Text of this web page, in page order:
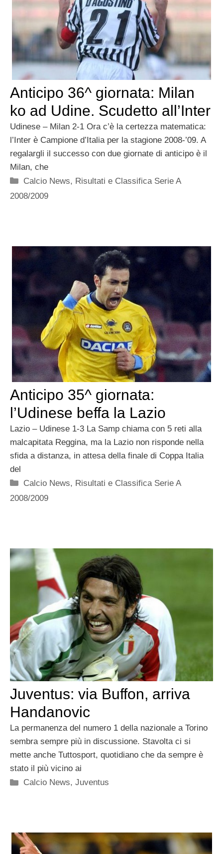
Anticipo 36^ giornata: Milan
ko ad Udine. Scudetto all’Inter
Udinese – Milan 2-1 Ora c’è la certezza matematica:
l’Inter è Campione d’Italia per la stagione 2008-’09. A
regalargli il successo con due giornate di anticipo è il
Milan, che
Categorie
Calcio News, Risultati e Classifica Serie A
2008/2009
Anticipo 35^ giornata:
l’Udinese beffa la Lazio
Lazio – Udinese 1-3 La Samp chiama con 5 reti alla
malcapitata Reggina, ma la Lazio non risponde nella
sfida a distanza, in attesa della finale di Coppa Italia
del
Categorie
Calcio News, Risultati e Classifica Serie A
2008/2009
Juventus: via Buffon, arriva
Handanovic
La permanenza del numero 1 della nazionale a Torino
sembra sempre più in discussione. Stavolta ci si
mette anche Tuttosport, quotidiano che da sempre è
stato il più vicino ai
Categorie
Calcio News,Juventus